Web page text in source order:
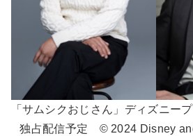
「サムシクおじさん」ディズニー
独占配信予定 © 2024 Disney